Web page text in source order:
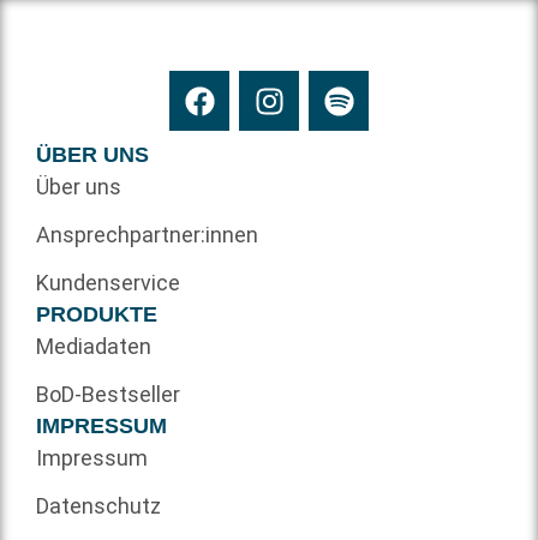
ÜBER UNS
Über uns
Ansprechpartner:innen
Kundenservice
PRODUKTE
Mediadaten
BoD-Bestseller
IMPRESSUM
Impressum
Datenschutz